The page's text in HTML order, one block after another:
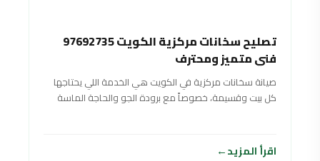
تصليح سخانات مركزية الكويت 97692735
فني متميز ومحترف
صيانة سخانات مركزية في الكويت هي الخدمة اللي يحتاجها
كل بيت وقسيمة، خصوصاً مع برودة الجو والحاجة الماسة
اقرأ المزيد